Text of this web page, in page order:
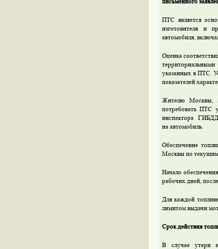
ПТС является
изготовителя и
автомобиля,
Оценка
указанных в ПТС.
показателей
Жителю Москвы,
потребовать ПТС
инспектора
на автомобиль.
Обеспечение
Москвы по
Начало
рабочих дней,
Для каждой
лимитом выдачи
Срок действия
В случае утери